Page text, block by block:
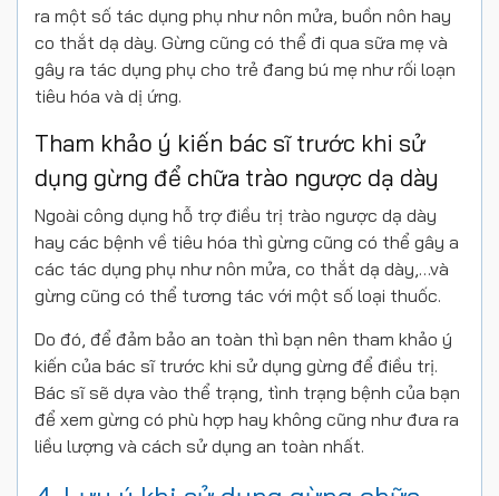
ra một số tác dụng phụ như nôn mửa, buồn nôn hay
co thắt dạ dày. Gừng cũng có thể đi qua sữa mẹ và
gây ra tác dụng phụ cho trẻ đang bú mẹ như rối loạn
tiêu hóa và dị ứng.
Tham khảo ý kiến bác sĩ trước khi sử
dụng gừng để chữa trào ngược dạ dày
Ngoài công dụng hỗ trợ điều trị trào ngược dạ dày
hay các bệnh về tiêu hóa thì gừng cũng có thể gây a
các tác dụng phụ như nôn mửa, co thắt dạ dày,…và
gừng cũng có thể tương tác với một số loại thuốc.
Do đó, để đảm bảo an toàn thì bạn nên tham khảo ý
kiến của bác sĩ trước khi sử dụng gừng để điều trị.
Bác sĩ sẽ dựa vào thể trạng, tình trạng bệnh của bạn
để xem gừng có phù hợp hay không cũng như đưa ra
liều lượng và cách sử dụng an toàn nhất.